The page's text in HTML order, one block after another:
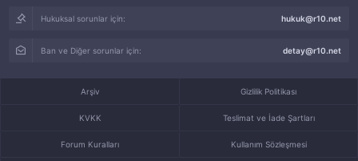
Hukuksal sorunlar için: hukuk@r10.net
Ban ve Diğer sorunlar için: detay@r10.net
Arşiv Gizlilik Politikası
KVKK Teslimat ve İade Şartları
Forum Kuralları Kullanım Sözleşmesi